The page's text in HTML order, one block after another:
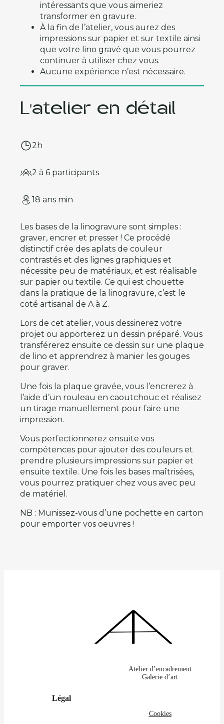
intéressants que vous aimeriez
transformer en gravure.
À la fin de l’atelier, vous aurez des
impressions sur papier et sur textile ainsi
que votre lino gravé que vous pourrez
continuer à utiliser chez vous.
Aucune expérience n’est nécessaire.
L'atelier en détail
2h
2 à 6 participants
18 ans min
Les bases de la linogravure sont simples :
graver, encrer et presser ! Ce procédé
distinctif crée des aplats de couleur
contrastés et des lignes graphiques et
nécessite peu de matériaux, et est réalisable
sur papier ou textile. Ce qui est chouette
dans la pratique de la linogravure, c’est le
coté artisanal de A à Z.
Lors de cet atelier, vous dessinerez votre
projet ou apporterez un dessin préparé. Vous
transférerez ensuite ce dessin sur une plaque
de lino et apprendrez à manier les gouges
pour graver.
Une fois la plaque gravée, vous l’encrerez à
l’aide d’un rouleau en caoutchouc et réalisez
un tirage manuellement pour faire une
impression.
Vous perfectionnerez ensuite vos
compétences pour ajouter des couleurs et
prendre plusieurs impressions sur papier et
ensuite textile. Une fois les bases maîtrisées,
vous pourrez pratiquer chez vous avec peu
de matériel.
NB : Munissez-vous d’une pochette en carton
pour emporter vos oeuvres !
Atelier d’encadrement
Galerie d’art
Légal
Cookies